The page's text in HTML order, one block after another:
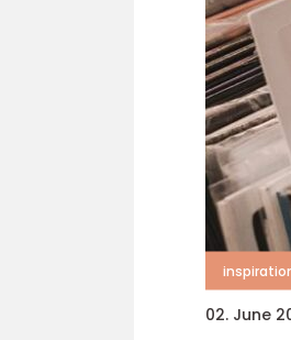
02. June